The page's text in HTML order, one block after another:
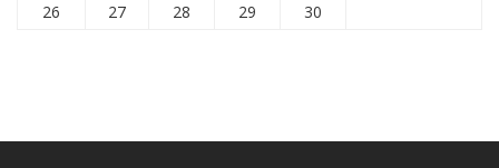
26 27 28 29 30